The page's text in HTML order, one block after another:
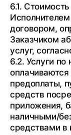
6.1.
договором,
Заказчиком
услуг,
6.2. Услуги
предоплаты,
средств
приложения,
наличными/
средствами в